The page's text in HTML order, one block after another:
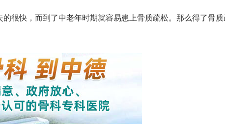
快，而到了中老年时期就容易患上骨质疏松。那么得了骨质